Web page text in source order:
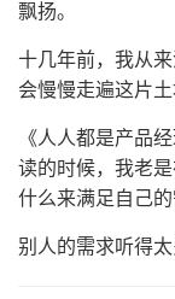
飘扬。
十几年前，我从
会慢慢走遍这片土
《人人都是产品
读的时候，我老
什么来满足自己
别人的需求听得